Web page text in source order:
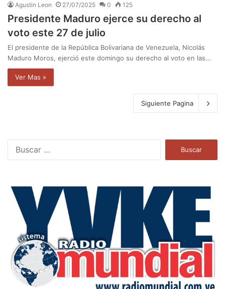
Agustin Leon 27/07/2025 0 125
Presidente Maduro ejerce su derecho al
voto este 27 de julio
El presidente de la República Bolivariana de Venezuela, Nicolás
Maduro Moros, ejerció este domingo su derecho al voto en las…
Ver Mas »
Siguiente Pagina
a